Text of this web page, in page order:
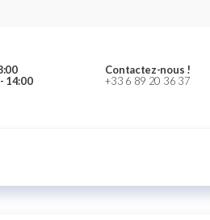
14:00
Contactez-nous !
+33 6 89 20 36 37